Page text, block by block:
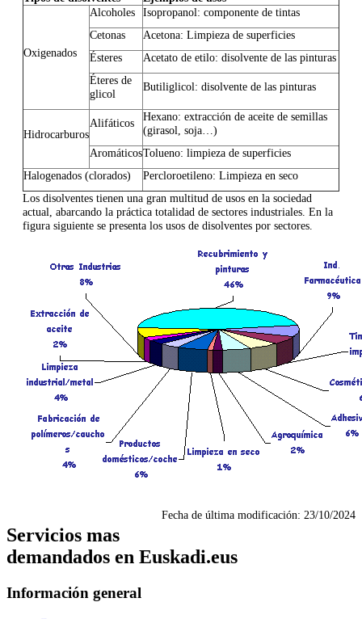
Oxigenados
Alcoholes
Isopropanol: componente de tintas
Cetonas
Acetona: Limpieza de superficies
Ésteres
Acetato de etilo: disolvente de las pinturas
Éteres de
glicol
Butiliglicol: disolvente de las pinturas
Hidrocarburos
Alifáticos
Hexano: extracción de aceite de semillas
(girasol, soja…)
AromáticosTolueno: limpieza de superficies
Halogenados (clorados)
Percloroetileno: Limpieza en seco
Los disolventes tienen una gran multitud de usos en la sociedad
actual, abarcando la práctica totalidad de sectores industriales. En la
figura siguiente se presenta los usos de disolventes por sectores.
Fecha de última modificación: 23/10/2024
Servicios mas
demandados en Euskadi.eus
Información general